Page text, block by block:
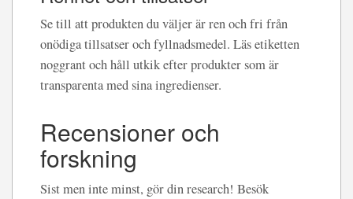
Se till att produkten du väljer är ren och fri från
onödiga tillsatser och fyllnadsmedel. Läs etiketten
noggrant och håll utkik efter produkter som är
transparenta med sina ingredienser.
Recensioner och
forskning
Sist men inte minst, gör din research! Besök